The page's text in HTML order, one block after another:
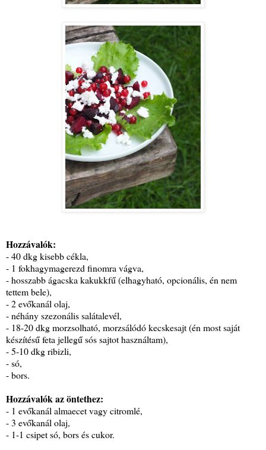
Hozzávalók:
- 40 dkg kisebb cékla,
- 1 fokhagymagerezd finomra vágva,
- hosszabb ágacska kakukkfű (elhagyható, opcionális, én nem
tettem bele),
- 2 evőkanál olaj,
- néhány szezonális salátalevél,
- 18-20 dkg morzsolható, morzsálódó kecskesajt (én most saját
készítésű feta jellegű sós sajtot használtam),
- 5-10 dkg ribizli,
- só,
- bors.
Hozzávalók az öntethez:
- 1 evőkanál almaecet vagy citromlé,
- 3 evőkanál olaj,
- 1-1 csipet só, bors és cukor.